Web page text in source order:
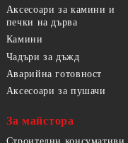
Аксесоари за камини и
печки на дърва
Камини
Чадъри за дъжд
Аварийна готовност
Аксесоари за пушачи
За майстора